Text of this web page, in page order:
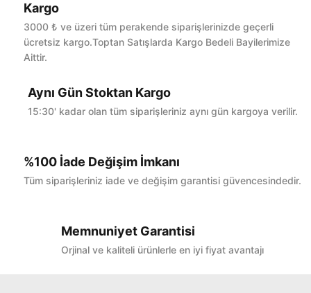
Bu ürüne ilk yorumu siz yapın!
Kargo
3000 ₺ ve üzeri tüm perakende siparişlerinizde geçerli
ücretsiz kargo.Toptan Satışlarda Kargo Bedeli Bayilerimize
Aittir.
Aynı Gün Stoktan Kargo
15:30' kadar olan tüm siparişleriniz aynı gün kargoya verilir.
%100 İade Değişim İmkanı
Tüm siparişleriniz iade ve değişim garantisi güvencesindedir.
Memnuniyet Garantisi
Orjinal ve kaliteli ürünlerle en iyi fiyat avantajı